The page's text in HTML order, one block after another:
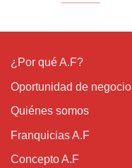
¿Por qué A.F?
Oportunidad de negocio
Quiénes somos
Franquicias A.F
Concepto A.F